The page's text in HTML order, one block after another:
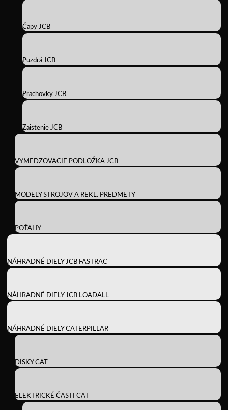
Čapy JCB
Puzdrá JCB
Prachovky JCB
Zaistenie JCB
VYMEDZOVACIE PODLOŽKA JCB
MODELY STROJOV A REKL. PREDMETY
POŤAHY
NÁHRADNÉ DIELY JCB FASTRAC
NÁHRADNÉ DIELY JCB LOADALL
NÁHRADNÉ DIELY CATERPILLAR
DISKY CAT
ELEKTRICKÉ ČASTI CAT